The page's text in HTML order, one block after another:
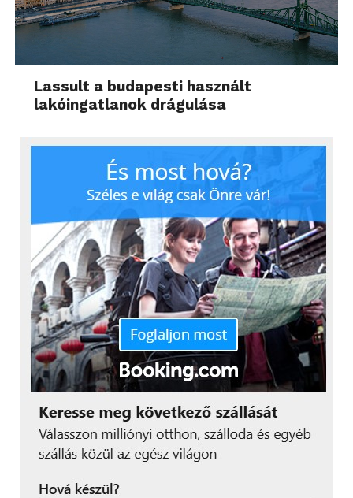
Lassult a budapesti használt
lakóingatlanok drágulása